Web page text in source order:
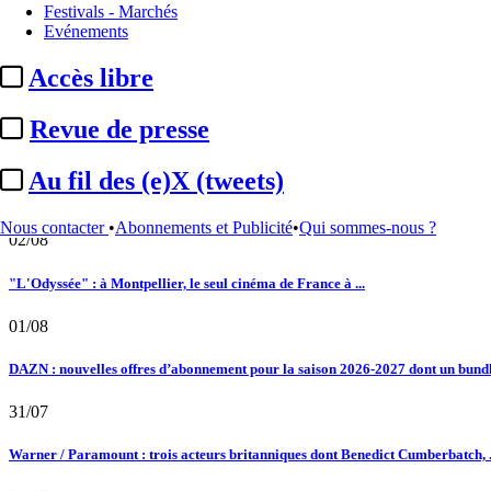
Festivals - Marchés
Evénements
Accès libre
Revue de presse
Au fil des (e)X (tweets)
Nous contacter •Abonnements et Publicité•Qui sommes-nous ?
EssentielFête du cinéma :
Le fil actu
02/08
Satellifacts : pause d'été
02/08
"L'Odyssée" : à Montpellier, le seul cinéma de France à ...
01/08
DAZN : nouvelles offres d’abonnement pour la saison 2026-2027 dont un
31/07
Warner / Paramount : trois acteurs britanniques dont Benedict Cumberbatch,